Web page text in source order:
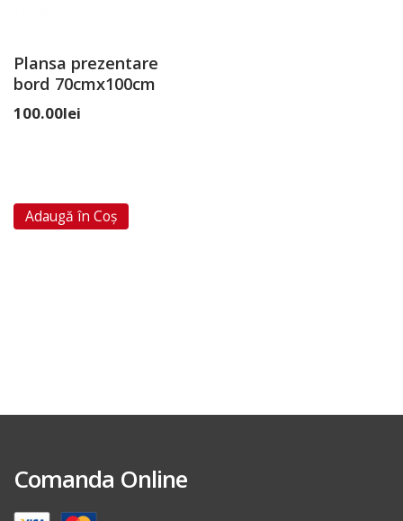
Plansa prezentare
bord 70cmx100cm
100.00lei
Adaugă în Coș
Comanda Online